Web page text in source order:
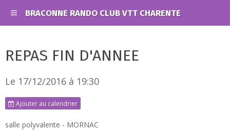
BRACONNE RANDO CLUB VTT CHARENTE
REPAS FIN D'ANNEE
Le 17/12/2016 à 19:30
Ajouter au calendrier
salle polyvalente - MORNAC